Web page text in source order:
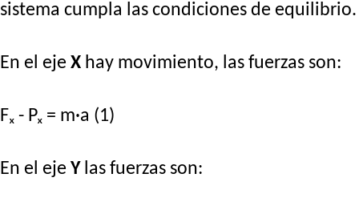
sistema cumpla las condiciones de equilibrio.
En el eje X hay movimiento, las fuerzas son:
Fₓ - Pₓ = m·a (1)
En el eje Y las fuerzas son: